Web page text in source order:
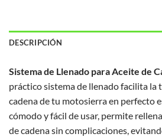
DESCRIPCIÓN
Sistema de Llenado para Aceite de
práctico sistema de llenado facilita la
cadena de tu motosierra en perfecto
cómodo y fácil de usar, permite
de cadena sin complicaciones,